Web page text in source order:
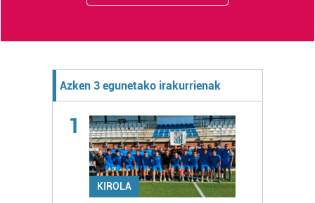
Azken 3 egunetako irakurrienak
1
KIROLA